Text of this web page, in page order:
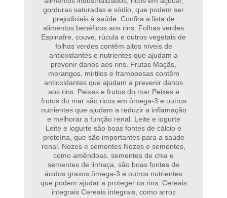
gorduras saturadas e sódio, que podem ser
prejudiciais à saúde. Confira a lista de
alimentos benéficos aos rins: Folhas verdes
Espinafre, couve, rúcula e outros vegetais de
folhas verdes contêm altos níveis de
antioxidantes e nutrientes que ajudam a
prevenir danos aos rins. Frutas Maçãs,
morangos, mirtilos e framboesas contêm
antioxidantes que ajudam a prevenir danos
aos rins. Peixes e frutos do mar Peixes e
frutos do mar são ricos em ômega-3 e outros
nutrientes que ajudam a reduzir a inflamação
e melhorar a função renal. Leite e iogurte
Leite e iogurte são boas fontes de cálcio e
proteína, que são importantes para a saúde
renal. Nozes e sementes Nozes e sementes,
como amêndoas, sementes de chia e
sementes de linhaça, são boas fontes de
ácidos graxos ômega-3 e outros nutrientes
que podem ajudar a proteger os rins. Cereais
integrais Cereais integrais, como arroz